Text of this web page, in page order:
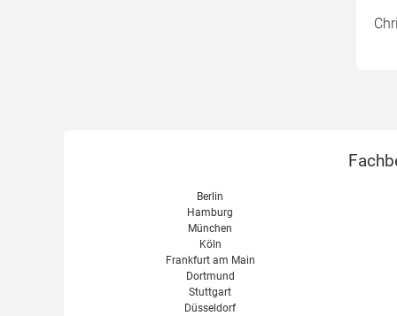
Berlin
Hamburg
München
Köln
Frankfurt am Main
Dortmund
Stuttgart
Düsseldorf